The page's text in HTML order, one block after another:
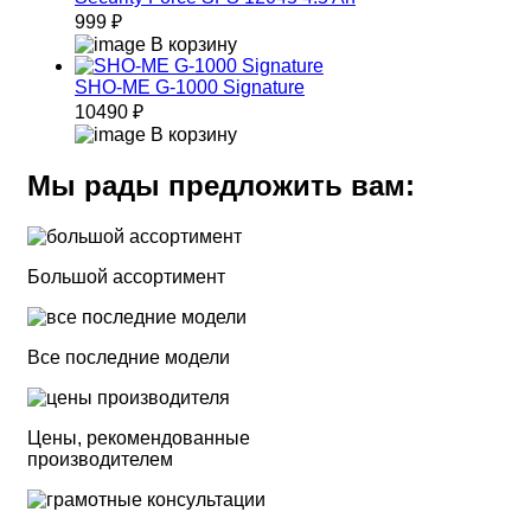
999 ₽
В корзину
SHO-ME G-1000 Signature
10490 ₽
В корзину
Мы рады предложить вам:
Большой ассортимент
Все последние модели
Цены, рекомендованные
производителем